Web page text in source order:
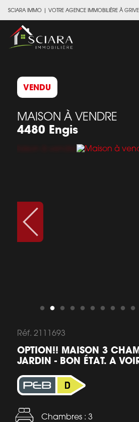
SCIARA IMMO | VOTRE AGENCE IMMOBILIÈRE À
VENDU
MAISON À VENDRE
4480 Engis
Réf. 2111693
OPTION!! MAISON 3
JARDIN - BON ÉTAT. A
Chambres : 3